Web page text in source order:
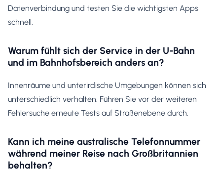
Datenverbindung und testen Sie die wichtigsten Apps
schnell.
Warum fühlt sich der Service in der U-Bahn
und im Bahnhofsbereich anders an?
Innenräume und unterirdische Umgebungen können sich
unterschiedlich verhalten. Führen Sie vor der weiteren
Fehlersuche erneute Tests auf Straßenebene durch.
Kann ich meine australische Telefonnummer
während meiner Reise nach Großbritannien
behalten?